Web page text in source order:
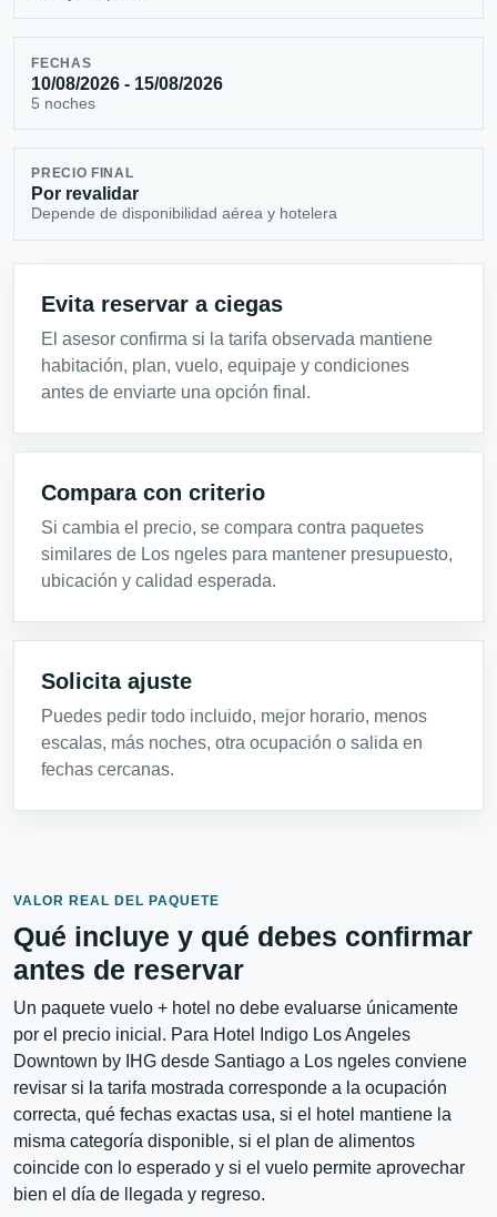
FECHAS
10/08/2026 - 15/08/2026
5 noches
PRECIO FINAL
Por revalidar
Depende de disponibilidad aérea y hotelera
Evita reservar a ciegas
El asesor confirma si la tarifa observada mantiene
habitación, plan, vuelo, equipaje y condiciones
antes de enviarte una opción final.
Compara con criterio
Si cambia el precio, se compara contra paquetes
similares de Los ngeles para mantener presupuesto,
ubicación y calidad esperada.
Solicita ajuste
Puedes pedir todo incluido, mejor horario, menos
escalas, más noches, otra ocupación o salida en
fechas cercanas.
VALOR REAL DEL PAQUETE
Qué incluye y qué debes confirmar
antes de reservar
Un paquete vuelo + hotel no debe evaluarse únicamente
por el precio inicial. Para Hotel Indigo Los Angeles
Downtown by IHG desde Santiago a Los ngeles conviene
revisar si la tarifa mostrada corresponde a la ocupación
correcta, qué fechas exactas usa, si el hotel mantiene la
misma categoría disponible, si el plan de alimentos
coincide con lo esperado y si el vuelo permite aprovechar
bien el día de llegada y regreso.